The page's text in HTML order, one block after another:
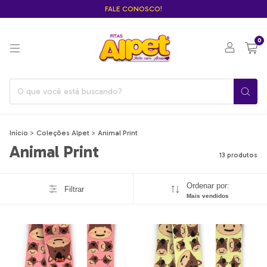
FALE CONOSCO!
0
Início > Coleções Alpet > Animal Print
Animal Print 13 produtos
Filtrar Ordenar por:
Mais vendidos